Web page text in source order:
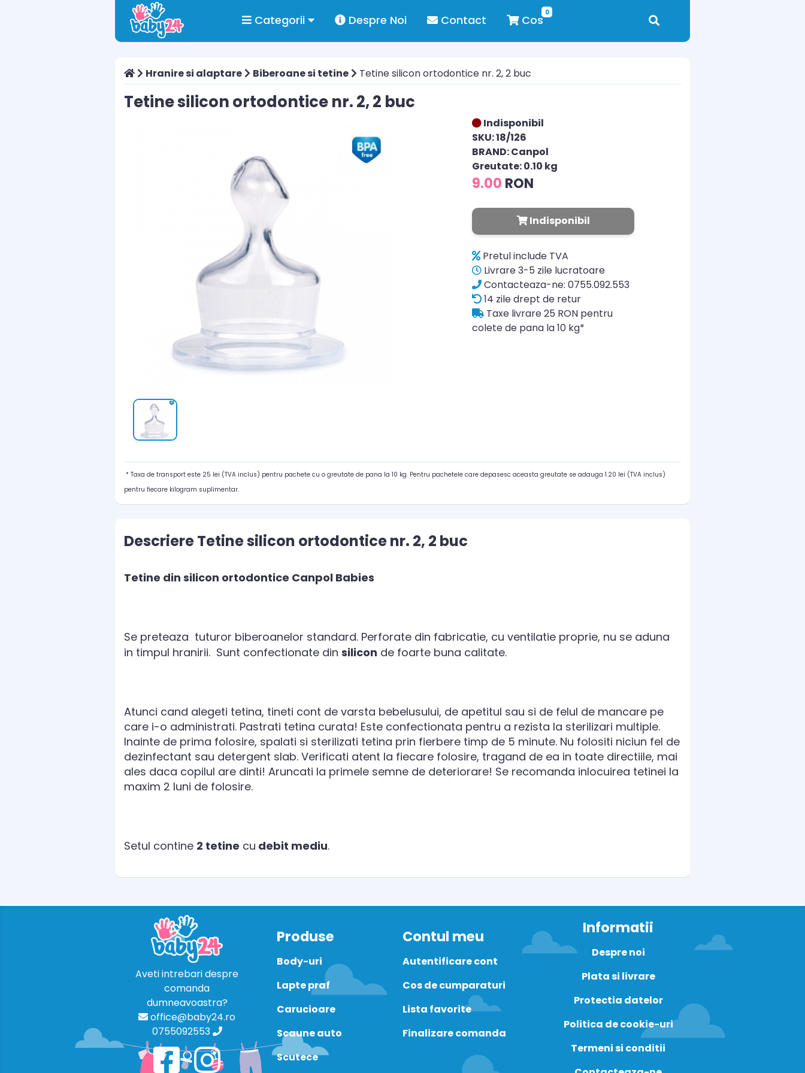
Categorii Despre Noi Contact
0
Cos
Hranire si alaptare Biberoane si tetine Tetine silicon ortodontice nr. 2, 2 buc
Tetine silicon ortodontice nr. 2, 2 buc
Indisponibil
SKU: 18/126
BRAND: Canpol
Greutate: 0.10 kg
9.00 RON
Indisponibil
Pretul include TVA
Livrare 3-5 zile lucratoare
Contacteaza-ne: 0755.092.553
14 zile drept de retur
Taxe livrare 25 RON pentru
colete de pana la 10 kg*
* Taxa de transport este 25 lei (TVA inclus) pentru pachete cu o greutate de pana la 10 kg. Pentru pachetele care depasesc aceasta greutate se adauga 1.20 lei (TVA inclus)
pentru fiecare kilogram suplimentar.
Descriere Tetine silicon ortodontice nr. 2, 2 buc
Tetine din silicon ortodontice Canpol Babies
Se preteaza tuturor biberoanelor standard. Perforate din fabricatie, cu ventilatie proprie, nu se aduna
in timpul hranirii. Sunt confectionate din silicon de foarte buna calitate.
Atunci cand alegeti tetina, tineti cont de varsta bebelusului, de apetitul sau si de felul de mancare pe
care i-o administrati. Pastrati tetina curata! Este confectionata pentru a rezista la sterilizari multiple.
Inainte de prima folosire, spalati si sterilizati tetina prin fierbere timp de 5 minute. Nu folositi niciun fel de
dezinfectant sau detergent slab. Verificati atent la fiecare folosire, tragand de ea in toate directiile, mai
ales daca copilul are dinti! Aruncati la primele semne de deteriorare! Se recomanda inlocuirea tetinei la
maxim 2 luni de folosire.
Setul contine 2 tetine cu debit mediu.
Aveti intrebari despre
comanda
dumneavoastra?
office@baby24.ro
0755092553
Produse
Body-uri
Lapte praf
Carucioare
Scaune auto
Scutece
Contul meu
Autentificare cont
Cos de cumparaturi
Lista favorite
Finalizare comanda
Informatii
Despre noi
Plata si livrare
Protectia datelor
Politica de cookie-uri
Termeni si conditii